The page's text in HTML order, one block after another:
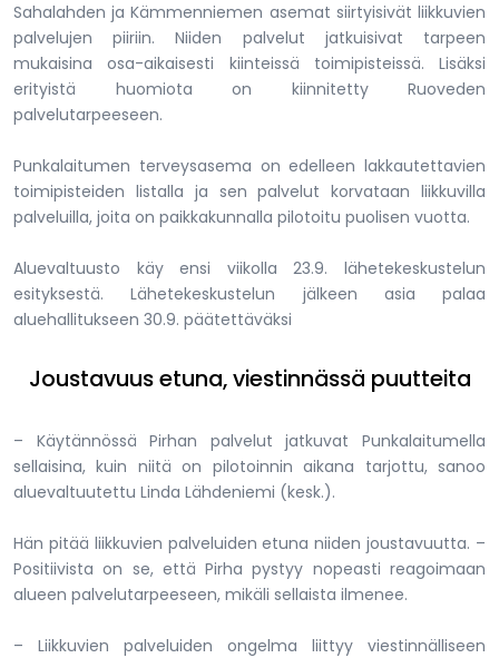
Sahalahden ja Kämmenniemen asemat siirtyisivät liikkuvien
palvelujen piiriin. Niiden palvelut jatkuisivat tarpeen
mukaisina osa-aikaisesti kiinteissä toimipisteissä. Lisäksi
erityistä huomiota on kiinnitetty Ruoveden
palvelutarpeeseen.
Punkalaitumen terveysasema on edelleen lakkautettavien
toimipisteiden listalla ja sen palvelut korvataan liikkuvilla
palveluilla, joita on paikkakunnalla pilotoitu puolisen vuotta.
Aluevaltuusto käy ensi viikolla 23.9. lähetekeskustelun
esityksestä. Lähetekeskustelun jälkeen asia palaa
aluehallitukseen 30.9. päätettäväksi
Joustavuus etuna, viestinnässä puutteita
– Käytännössä Pirhan palvelut jatkuvat Punkalaitumella
sellaisina, kuin niitä on pilotoinnin aikana tarjottu, sanoo
aluevaltuutettu Linda Lähdeniemi (kesk.).
Hän pitää liikkuvien palveluiden etuna niiden joustavuutta. –
Positiivista on se, että Pirha pystyy nopeasti reagoimaan
alueen palvelutarpeeseen, mikäli sellaista ilmenee.
– Liikkuvien palveluiden ongelma liittyy viestinnälliseen